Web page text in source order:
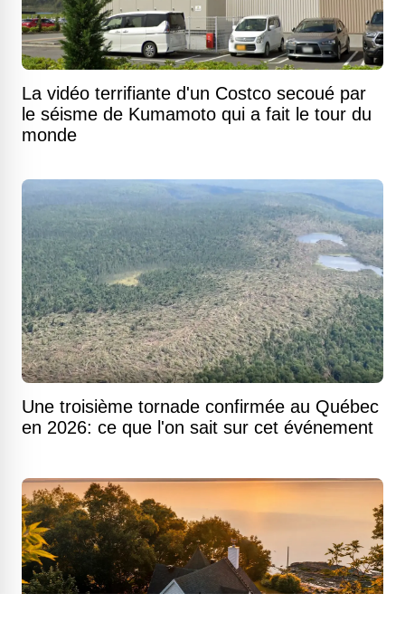
La vidéo terrifiante d'un Costco secoué par
le séisme de Kumamoto qui a fait le tour du
monde
Une troisième tornade confirmée au Québec
en 2026: ce que l'on sait sur cet événement